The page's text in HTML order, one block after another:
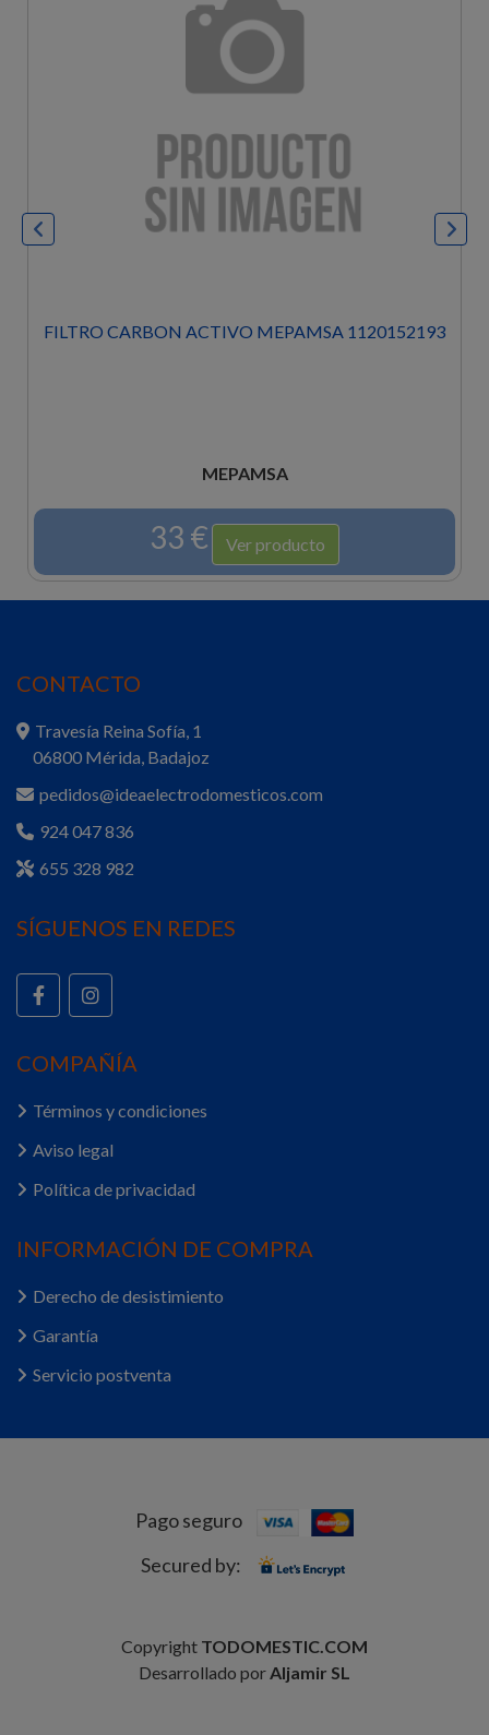
FILTRO CARBON ACTIVO MEPAMSA 1120152193
MEPAMSA
33 € Ver producto
CONTACTO
Travesía Reina Sofía, 1
06800 Mérida, Badajoz
pedidos@ideaelectrodomesticos.com
924 047 836
655 328 982
SÍGUENOS EN REDES
COMPAÑÍA
Términos y condiciones
Aviso legal
Política de privacidad
INFORMACIÓN DE COMPRA
Derecho de desistimiento
Garantía
Servicio postventa
Pago seguro
Secured by:
Copyright TODOMESTIC.COM
Desarrollado porAljamir SL